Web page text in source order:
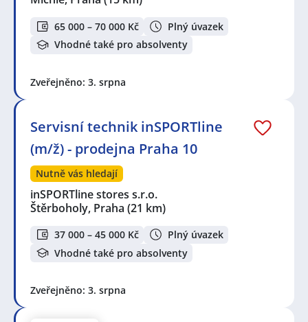
65 000 – 70 000 Kč
Plný úvazek
Vhodné také pro absolventy
Zveřejněno: 3. srpna
Servisní technik inSPORTline
(m/ž) - prodejna Praha 10
Nutně vás hledají
inSPORTline stores s.r.o.
Štěrboholy, Praha (21 km)
37 000 – 45 000 Kč
Plný úvazek
Vhodné také pro absolventy
Zveřejněno: 3. srpna